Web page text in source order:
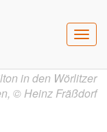
in den Wörlitzer
©Heinz Fräßdorf